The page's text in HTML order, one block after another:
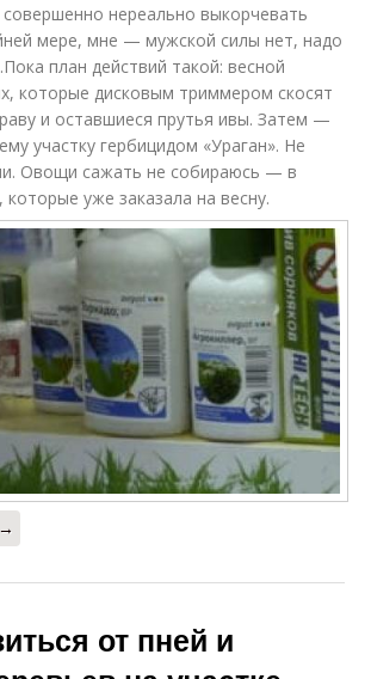
нереально выкорчевать
мере, мне — мужской силы нет, надо
план действий такой: весной
которые дисковым триммером скосят
и оставшиеся прутья ивы. Затем —
участку гербицидом «Ураган». Не
Овощи сажать не собираюсь — в
уже заказала на весну.
от пней и